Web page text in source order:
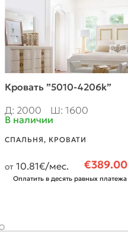
Кровать ”5010-4206k”
Д: 2000
Ш: 1600
В наличии
СПАЛЬНЯ, КРОВАТИ
€389.00
от 10.81€/мес.
Оплатить в десять равных